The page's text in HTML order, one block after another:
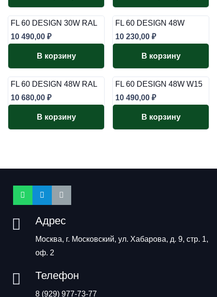
FL 60 DESIGN 30W RAL
10 490,00 ₽
В корзину
FL 60 DESIGN 48W
10 230,00 ₽
В корзину
FL 60 DESIGN 48W RAL
10 680,00 ₽
В корзину
FL 60 DESIGN 48W W15
10 490,00 ₽
В корзину
Адрес
Москва, г. Московский, ул. Хабарова, д. 9, стр. 1,
оф. 2
Телефон
8 (929) 977-73-77